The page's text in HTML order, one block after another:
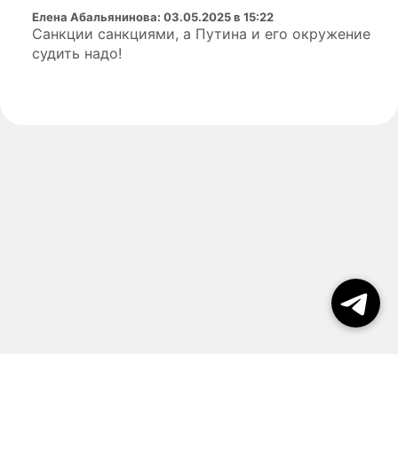
Елена Абальянинова: 03.05.2025 в 15:22
Санкции санкциями, а Путина и его окружение
судить надо!